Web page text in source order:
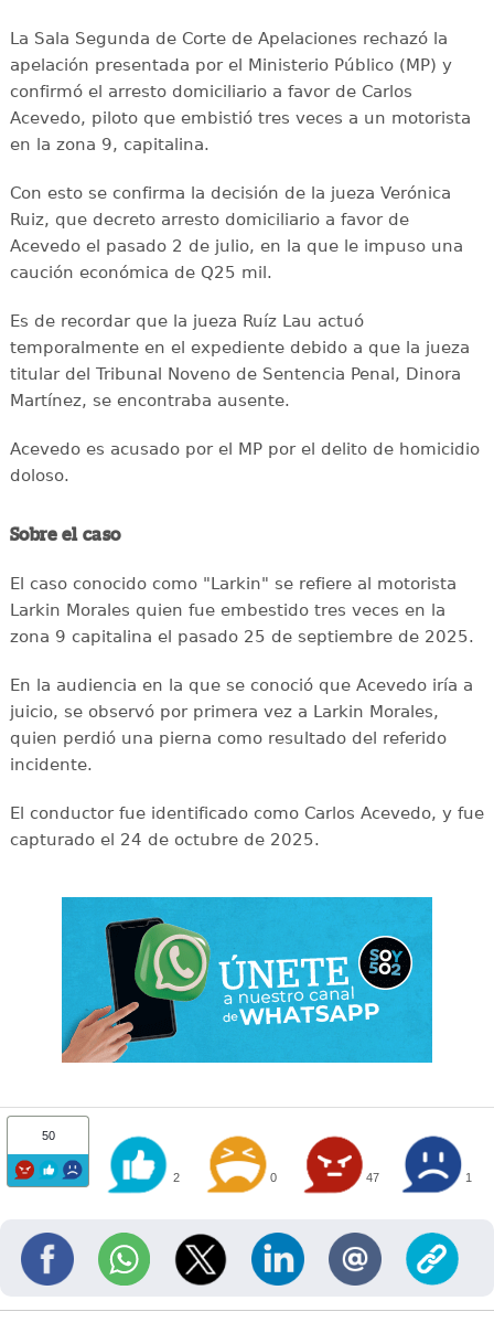
La Sala Segunda de Corte de Apelaciones rechazó la
apelación presentada por el Ministerio Público (MP) y
confirmó el arresto domiciliario a favor de Carlos
Acevedo, piloto que embistió tres veces a un motorista
en la zona 9, capitalina.
Con esto se confirma la decisión de la jueza Verónica
Ruiz, que decreto arresto domiciliario a favor de
Acevedo el pasado 2 de julio, en la que le impuso una
caución económica de Q25 mil.
Es de recordar que la jueza Ruíz Lau actuó
temporalmente en el expediente debido a que la jueza
titular del Tribunal Noveno de Sentencia Penal, Dinora
Martínez, se encontraba ausente.
Acevedo es acusado por el MP por el delito de homicidio
doloso.
Sobre el caso
El caso conocido como "Larkin" se refiere al motorista
Larkin Morales quien fue embestido tres veces en la
zona 9 capitalina el pasado 25 de septiembre de 2025.
En la audiencia en la que se conoció que Acevedo iría a
juicio, se observó por primera vez a Larkin Morales,
quien perdió una pierna como resultado del referido
incidente.
El conductor fue identificado como Carlos Acevedo, y fue
capturado el 24 de octubre de 2025.
50
2 0 47 1